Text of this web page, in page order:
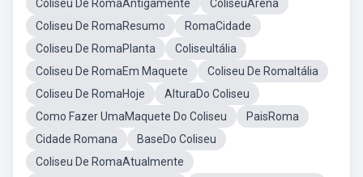
Coliseu De RomaAntigamente
ColiseuArena
Coliseu De RomaResumo
RomaCidade
Coliseu De RomaPlanta
ColiseuItália
Coliseu De RomaEm Maquete
Coliseu De RomaItália
Coliseu De RomaHoje
AlturaDo Coliseu
Como Fazer UmaMaquete Do Coliseu
PaisRoma
Cidade Romana
BaseDo Coliseu
Coliseu De RomaAtualmente